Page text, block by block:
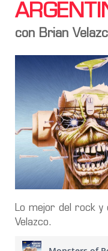
con Brian
Lo mejor del rock y
Velazco.